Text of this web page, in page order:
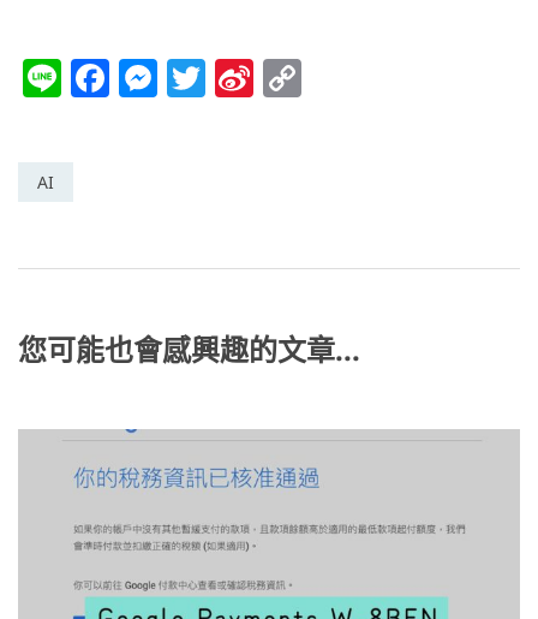
Li
e
F
o
k
M
g
T Si
b n
AI
您可能也會感興趣的文章...